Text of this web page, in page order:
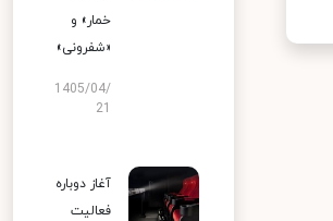
خمار» و
«شفرونی»
1405/04/
آغاز دوباره
فعالیت